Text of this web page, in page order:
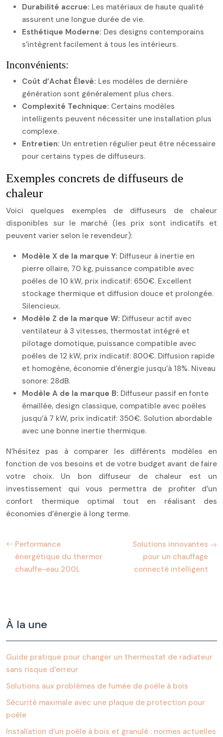
Durabilité accrue: Les matériaux de haute qualité
assurent une longue durée de vie.
Esthétique Moderne: Des designs contemporains
s’intègrent facilement à tous les intérieurs.
Inconvénients:
Coût d’Achat Élevé: Les modèles de dernière
génération sont généralement plus chers.
Complexité Technique: Certains modèles
intelligents peuvent nécessiter une installation plus
complexe.
Entretien: Un entretien régulier peut être nécessaire
pour certains types de diffuseurs.
Exemples concrets de diffuseurs de
chaleur
Voici quelques exemples de diffuseurs de chaleur
disponibles sur le marché (les prix sont indicatifs et
peuvent varier selon le revendeur):
Modèle X de la marque Y: Diffuseur à inertie en
pierre ollaire, 70 kg, puissance compatible avec
poêles de 10 kW, prix indicatif: 650€. Excellent
stockage thermique et diffusion douce et prolongée.
Silencieux.
Modèle Z de la marque W: Diffuseur actif avec
ventilateur à 3 vitesses, thermostat intégré et
pilotage domotique, puissance compatible avec
poêles de 12 kW, prix indicatif: 800€. Diffusion rapide
et homogène, économie d’énergie jusqu’à 18%. Niveau
sonore: 28dB.
Modèle A de la marque B: Diffuseur passif en fonte
émaillée, design classique, compatible avec poêles
jusqu’à 7 kW, prix indicatif: 350€. Solution abordable
avec une bonne inertie thermique.
N’hésitez pas à comparer les différents modèles en
fonction de vos besoins et de votre budget avant de faire
votre choix. Un bon diffuseur de chaleur est un
investissement qui vous permettra de profiter d’un
confort thermique optimal tout en réalisant des
économies d’énergie à long terme.
Performance
énergétique du thermor
chauffe-eau 200L
Solutions innovantes
pour un chauffage
connecté intelligent
À la une
Guide pratique pour changer un thermostat de radiateur
sans risque d’erreur
Solutions aux problèmes de fumée de poêle à bois
Sécurité maximale avec une plaque de protection pour
poêle
Installation d’un poêle à bois et granulé : normes actuelles